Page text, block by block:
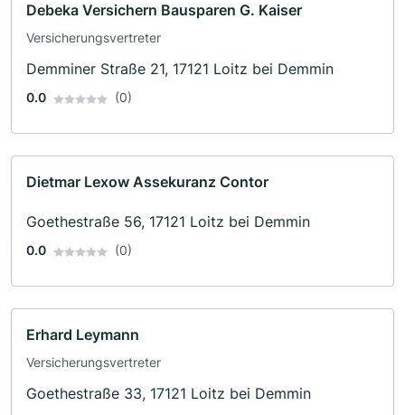
Debeka Versichern Bausparen G. Kaiser
Versicherungsvertreter
Demminer Straße 21, 17121 Loitz bei Demmin
0.0 (0)
Dietmar Lexow Assekuranz Contor
Goethestraße 56, 17121 Loitz bei Demmin
0.0 (0)
Erhard Leymann
Versicherungsvertreter
Goethestraße 33, 17121 Loitz bei Demmin